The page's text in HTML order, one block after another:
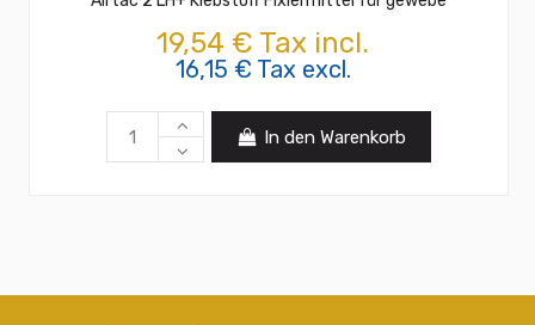
19,54 € Tax incl.
16,15 € Tax excl.
In den Warenkorb